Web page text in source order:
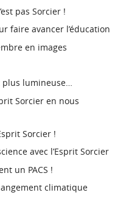
pas Sorcier !
faire avancer l’éducation
en images
plus lumineuse…
Sorcier en nous
Sorcier !
avec l’Esprit Sorcier
un PACS !
climatique